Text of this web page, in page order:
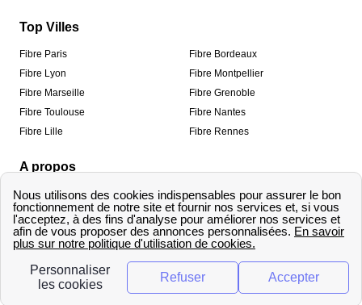
Top Villes
Fibre Paris
Fibre Lyon
Fibre Marseille
Fibre Toulouse
Fibre Lille
Fibre Bordeaux
Fibre Montpellier
Fibre Grenoble
Fibre Nantes
Fibre Rennes
A propos
Qui sommes-nous ?
Informations de contact
Méthodologie de classement
Mentions légales
Traitement des avis
Copyright © fibre-optique-eligibilite.fr 2026 – Tous
droits réservés